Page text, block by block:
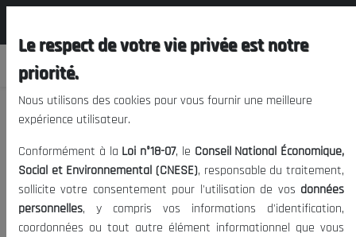
Nous vous prions de nous
excuser, mais l'accès à ce
contenu est restreint.
Le respect de votre vie privée est notre
priorité.
Nous utilisons des cookies pour vous fournir une meilleure
expérience utilisateur.
Conformément à la Loi n°18-07, le Conseil National Économique,
Social et Environnemental (CNESE), responsable du traitement,
sollicite votre consentement pour l'utilisation de vos données
personnelles, y compris vos informations d'identification,
coordonnées ou tout autre élément informationnel que vous